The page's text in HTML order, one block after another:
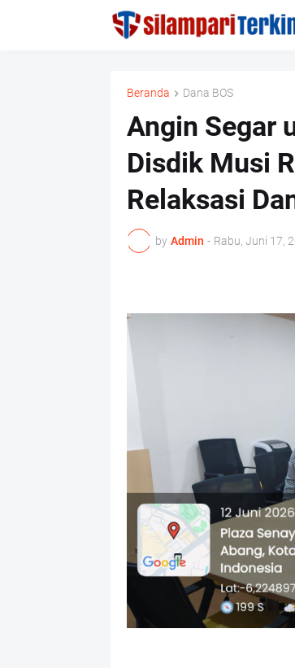
Beranda Dana BOS
Angin Segar
Disdik Musi
Relaksasi
by Admin - Rabu, Juni 17,